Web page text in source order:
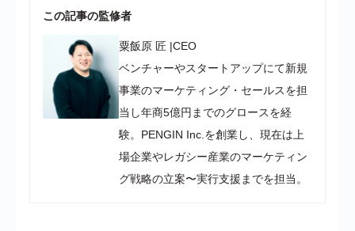
この記事の監修者
粟飯原 匠 |CEO
ベンチャーやスタートアップにて新規
事業のマーケティング・セールスを担
当し年商5億円までのグロースを経
験。PENGIN Inc.を創業し、現在は上
場企業やレガシー産業のマーケティン
グ戦略の立案〜実行支援までを担当。